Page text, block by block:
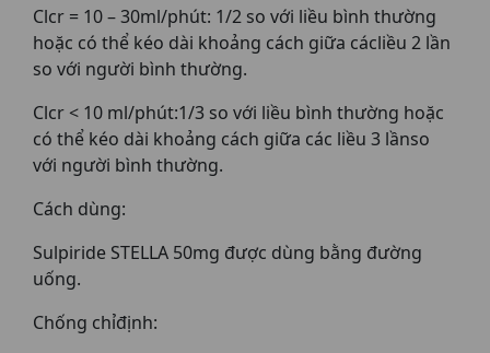
Clcr = 10 – 30ml/phút: 1/2 so với liều bình thường
hoặc có thể kéo dài khoảng cách giữa cácliều 2 lần
so với người bình thường.
Clcr < 10 ml/phút:1/3 so với liều bình thường hoặc
có thể kéo dài khoảng cách giữa các liều 3 lầnso
với người bình thường.
Cách dùng:
Sulpiride STELLA 50mg được dùng bằng đường
uống.
Chống chỉđịnh: